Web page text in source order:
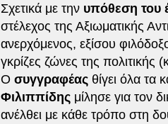
Σχετικά με την υπόθεση του
στέλεχος της Αξιωματικής
ανερχόμενος, εξίσου
γκρίζες ζώνες της πολιτικής
Ο συγγραφέας θίγει όλα τα
Φιλιππίδης μίλησε για τον
ανέλθει με κάθε τρόπο στη